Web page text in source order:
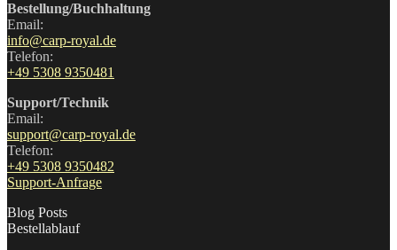
Bestellung/Buchhaltung
Email:
info@carp-royal.de
Telefon:
+49 5308 9350481
Support/Technik
Email:
support@carp-royal.de
Telefon:
+49 5308 9350482
Support-Anfrage
Blog Posts
Bestellablauf